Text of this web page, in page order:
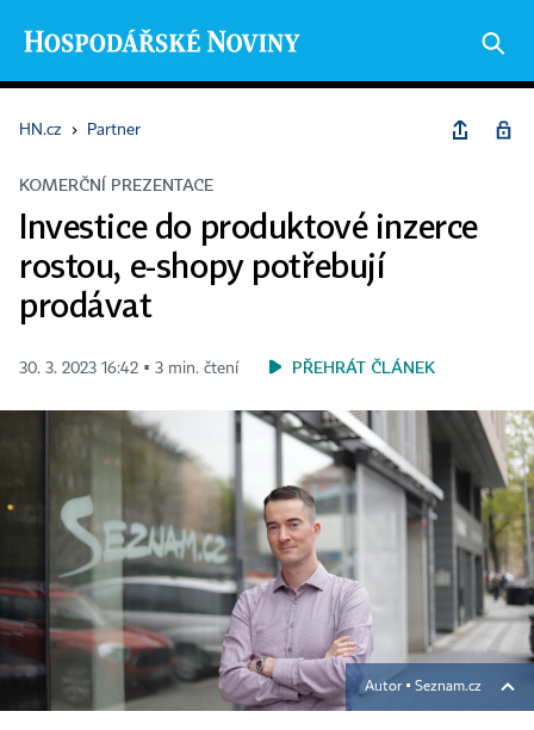
HN.cz › Partner
KOMERČNÍ PREZENTACE
Investice do produktové inzerce
rostou, e-shopy potřebují
prodávat
30. 3. 2023 16:42 ▪ 3 min. čtení PŘEHRÁT ČLÁNEK
Autor ▪ Seznam.cz